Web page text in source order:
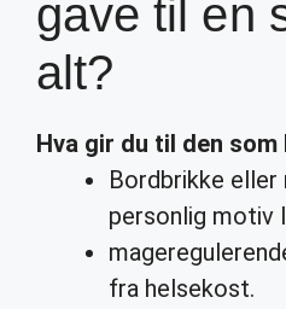
gave til en
alt?
Hva gir du til den som
Bordbrikke
personlig motiv
fra helsekost.